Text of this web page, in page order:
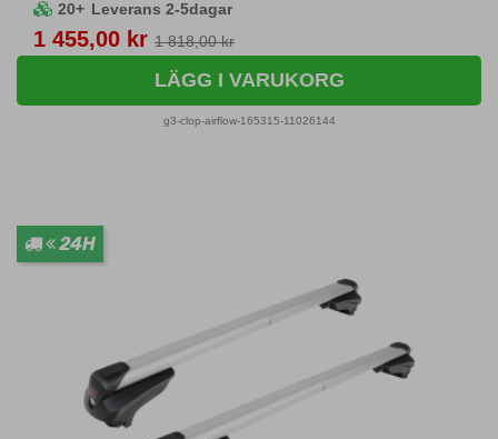
20+ Leverans 2-5dagar
Pris
1 455,00 kr 1 818,00 kr
LÄGG I VARUKORG
g3-clop-airflow-165315-11026144
24H